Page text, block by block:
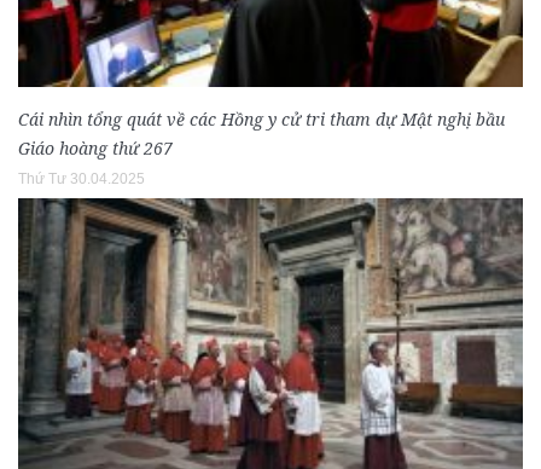
Cái nhìn tổng quát về các Hồng y cử tri tham dự Mật nghị bầu
Giáo hoàng thứ 267
Thứ Tư 30.04.2025